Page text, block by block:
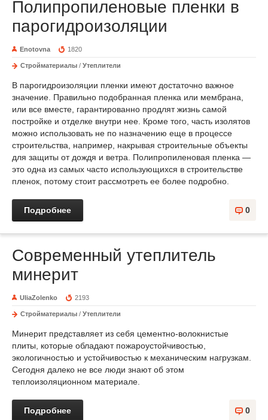
Полипропиленовые пленки в
парогидроизоляции
Enotovna 1820
Стройматериалы / Утеплители
В парогидроизоляции пленки имеют достаточно важное
значение. Правильно подобранная пленка или мембрана,
или все вместе, гарантированно продлят жизнь самой
постройке и отделке внутри нее. Кроме того, часть изолятов
можно использовать не по назначению еще в процессе
строительства, например, накрывая строительные объекты
для защиты от дождя и ветра. Полипропиленовая пленка —
это одна из самых часто использующихся в строительстве
пленок, потому стоит рассмотреть ее более подробно.
0
Подробнее
Современный утеплитель
минерит
UliaZolenko 2193
Стройматериалы / Утеплители
Минерит представляет из себя цементно-волокнистые
плиты, которые обладают пожароустойчивостью,
экологичностью и устойчивостью к механическим нагрузкам.
Сегодня далеко не все люди знают об этом
теплоизоляционном материале.
0
Подробнее